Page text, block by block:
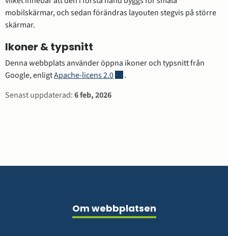
mobilskärmar, och sedan förändras layouten stegvis på större
skärmar.
Ikoner & typsnitt
Denna webbplats använder öppna ikoner och typsnitt från
Google, enligt Apache-licens 2.0Länk till annan webbplats.
.
Sidinformation
Senast uppdaterad:6 feb, 2026
Om webbplatsen